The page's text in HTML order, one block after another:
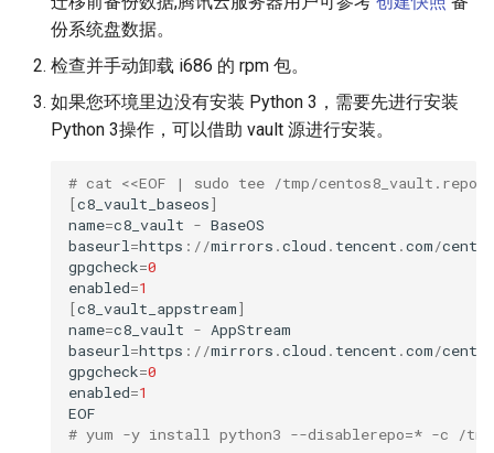
份系统盘数据。
检查并手动卸载 i686 的 rpm 包。
如果您环境里边没有安装 Python 3，需要先进行安装
Python 3操作，可以借助 vault 源进行安装。
# cat <<EOF | sudo tee /tmp/centos8_vault.repo
[c8_vault_baseos]
name=c8_vault - BaseOS
baseurl =https : //mirrors .cloud . tencent .com/centos
gpgcheck=0
enabled=1
[c8_vault_appstream]
name=c8_vault - AppStream
baseurl =https : //mirrors .cloud . tencent .com/centos
gpgcheck=0
enabled=1
EOF
# yum -y install python3 --disablerepo=* -c /